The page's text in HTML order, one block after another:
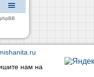
нам на